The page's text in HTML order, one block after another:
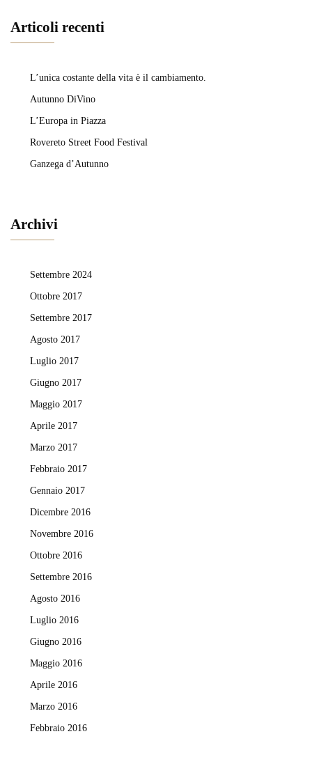
Articoli recenti
L’unica costante della vita è il cambiamento.
Autunno DiVino
L’Europa in Piazza
Rovereto Street Food Festival
Ganzega d’Autunno
Archivi
Settembre 2024
Ottobre 2017
Settembre 2017
Agosto 2017
Luglio 2017
Giugno 2017
Maggio 2017
Aprile 2017
Marzo 2017
Febbraio 2017
Gennaio 2017
Dicembre 2016
Novembre 2016
Ottobre 2016
Settembre 2016
Agosto 2016
Luglio 2016
Giugno 2016
Maggio 2016
Aprile 2016
Marzo 2016
Febbraio 2016